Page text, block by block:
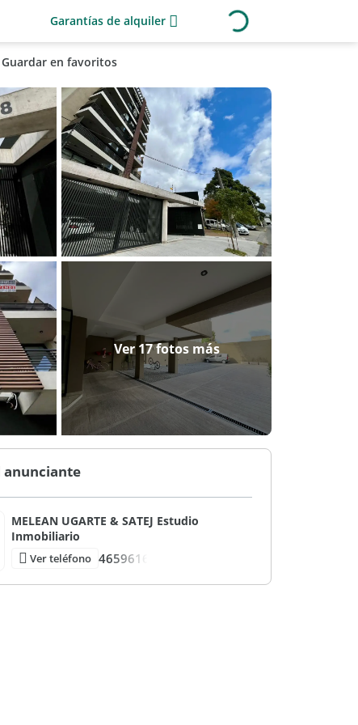
Garantías de alquiler
Guardar en favoritos
Ver 17 fotos más
anunciante
MELEAN UGARTE & SATEJ Estudio
Inmobiliario
Ver teléfono 4659616